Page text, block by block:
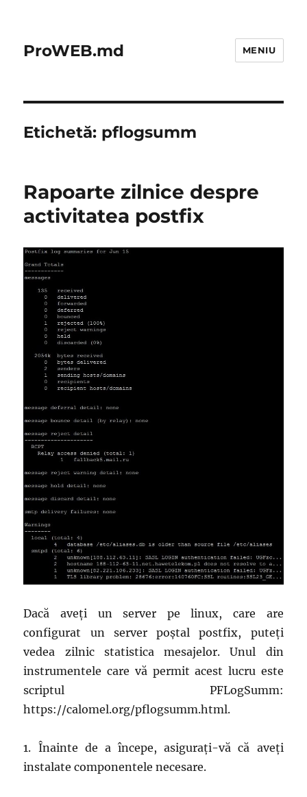
ProWEB.md MENIU
Etichetă: pflogsumm
Rapoarte zilnice despre
activitatea postfix
Dacă aveți un server pe linux, care are
configurat un server poștal postfix, puteți
vedea zilnic statistica mesajelor. Unul din
instrumentele care vă permit acest lucru este
scriptul PFLogSumm:
https://calomel.org/pflogsumm.html.
1. Înainte de a începe, asigurați-vă că aveți
instalate componentele necesare.